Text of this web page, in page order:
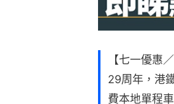
【七一優惠
29周年，港
費本地單程